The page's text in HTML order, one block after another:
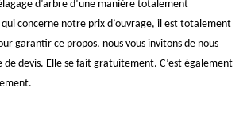
d’arbre d’une manière totalement
qui concerne notre prix d’ouvrage, il est totalement
garantir ce propos, nous vous invitons de nous
de devis. Elle se fait gratuitement. C’est également